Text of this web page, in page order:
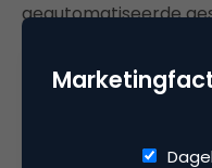
geautomatiseerde
artificiële
kan gebruiken. Ook
af, we zijn